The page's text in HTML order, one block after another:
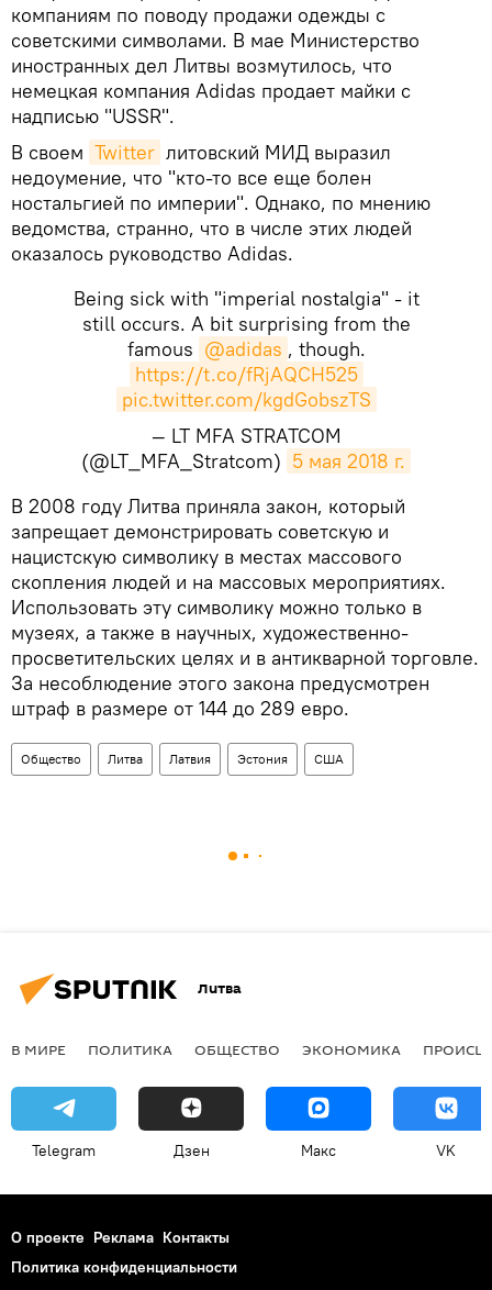
компаниям по поводу продажи одежды с
советскими символами. В мае Министерство
иностранных дел Литвы возмутилось, что
немецкая компания Adidas продает майки с
надписью "USSR".
В своем Twitter литовский МИД выразил
недоумение, что "кто-то все еще болен
ностальгией по империи". Однако, по мнению
ведомства, странно, что в числе этих людей
оказалось руководство Adidas.
Being sick with "imperial nostalgia" - it
still occurs. A bit surprising from the
famous @adidas , though.
https://t.co/fRjAQCH525
pic.twitter.com/kgdGobszTS
— LT MFA STRATCOM
(@LT_MFA_Stratcom) 5 мая 2018 г.
​В 2008 году Литва приняла закон, который
запрещает демонстрировать советскую и
нацистскую символику в местах массового
скопления людей и на массовых мероприятиях.
Использовать эту символику можно только в
музеях, а также в научных, художественно-
просветительских целях и в антикварной торговле.
За несоблюдение этого закона предусмотрен
штраф в размере от 144 до 289 евро.
Общество Литва Латвия Эстония США
Литва
В МИРЕ ПОЛИТИКА ОБЩЕСТВО ЭКОНОМИКА
Telegram Дзен Макс VK
О проекте Реклама Контакты
Политика конфиденциальности